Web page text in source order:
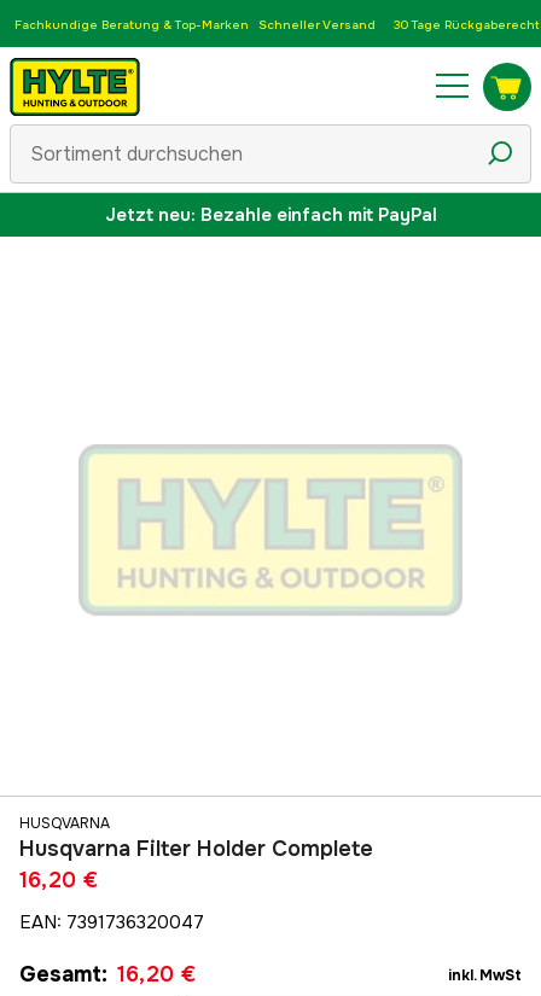
Fachkundige Beratung & Top-Marken Schneller Versand 30 Tage Rückgaberecht
Jetzt neu: Bezahle einfach mit PayPal
HUSQVARNA
Husqvarna Filter Holder Complete
16,20 €
EAN: 7391736320047
Gesamt: 16,20 € inkl. MwSt